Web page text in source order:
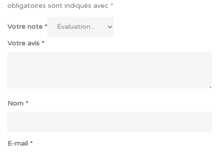
obligatoires sont indiqués avec *
Votre note *
Votre avis *
Nom *
E-mail *